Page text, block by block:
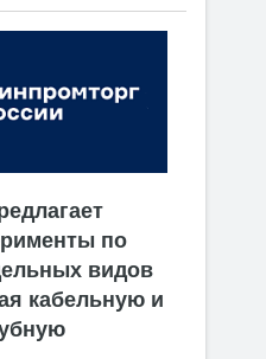
по
видов
кабельную и